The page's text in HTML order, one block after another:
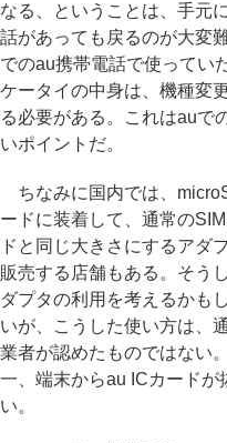
なる、ということは、手元
話があっても戻るのが大変
でのau携帯電話で使ってい
ケータイの中身は、機種変
る必要がある。これはauで
いポイントだ。
ちなみに国内では、
ードに装着して、通常の
ドと同じ大きさにするアダ
販売する店舗もある。そう
ダプタの利用を考えるかも
いが、こうした使い方は、
業者が認めたものではない
一、端末からau ICカードが
い。